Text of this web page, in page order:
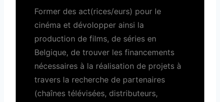
Former des act(rices/eurs) pour le
cinéma et dévolopper ainsi la
production de films, de séries en
Belgique, de trouver les financements
nécessaires à la réalisation de projets à
travers la recherche de partenaires
(chaînes télévisées, distributeurs,